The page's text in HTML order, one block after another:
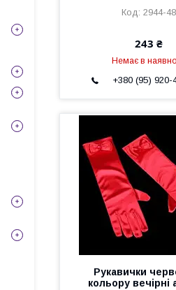
2944-48
243 ₴
Немає в
+380 (95) 920-
Рукавички
кольору вечірні